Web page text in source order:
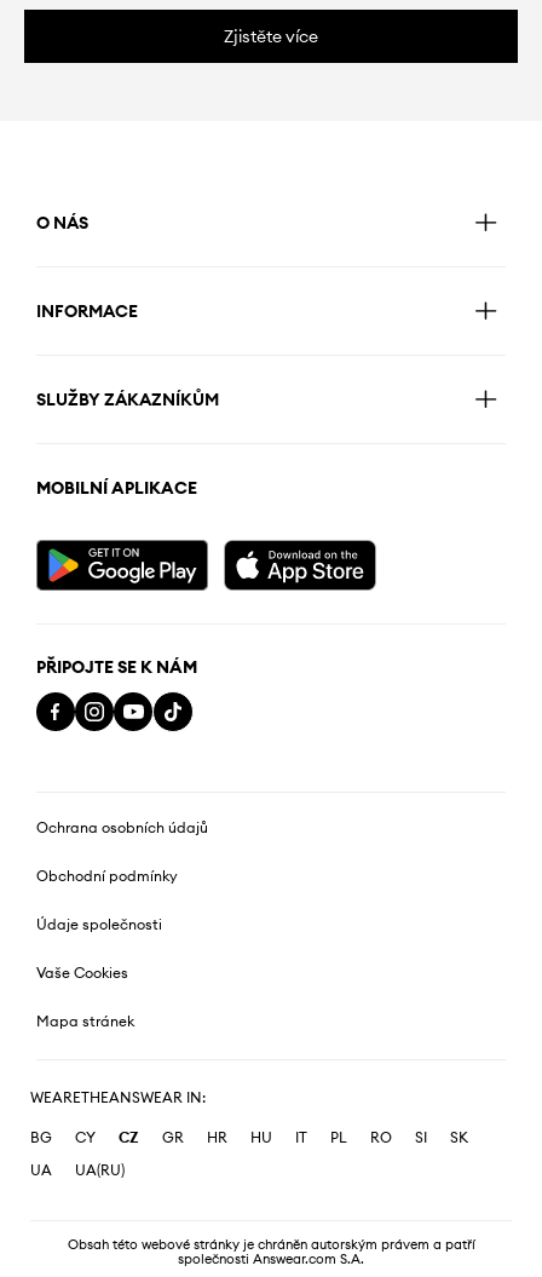
Zjistěte více
O NÁS
INFORMACE
SLUŽBY ZÁKAZNÍKŮM
MOBILNÍ APLIKACE
PŘIPOJTE SE K NÁM
Ochrana osobních údajů
Obchodní podmínky
Údaje společnosti
Vaše Cookies
Mapa stránek
WEARETHEANSWEAR IN:
BG CY CZ GR HR HU IT PL RO SI
SK
UA
UA(RU)
Obsah této webové stránky je chráněn autorským právem a patří
společnosti Answear.com S.A.